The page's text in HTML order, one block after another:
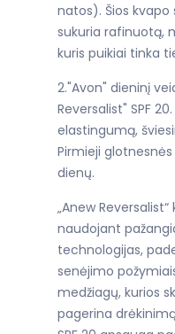
natos). Šios
sukuria rafinuotą,
kuris puikiai tinka
2."Avon" dieninį
Reversalist" SPF
elastingumą,
Pirmieji
dienų.
„Anew
naudojant
technologijas,
senėjimo
medžiagų, kurios
pagerina